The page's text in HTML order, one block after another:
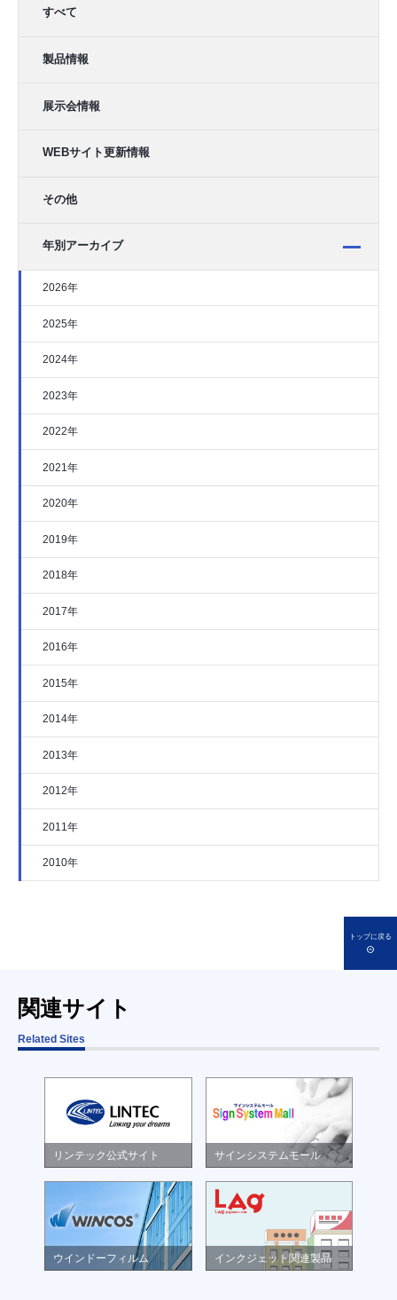
すべて
製品情報
展示会情報
WEBサイト更新情報
その他
年別アーカイブ
2026年
2025年
2024年
2023年
2022年
2021年
2020年
2019年
2018年
2017年
2016年
2015年
2014年
2013年
2012年
2011年
2010年
トップに戻る
関連サイト
Related Sites
リンテック公式サイト サインシステムモール
ウインドーフィルム インクジェット関連製品